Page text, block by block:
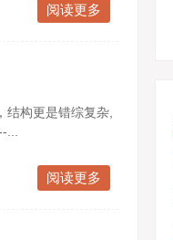
阅读更多
构更是错综复杂,
阅读更多